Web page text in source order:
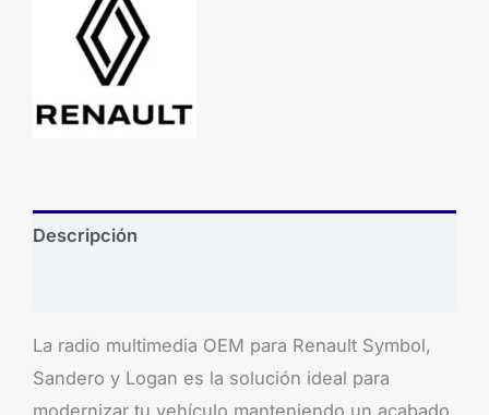
Descripción
La radio multimedia OEM para Renault Symbol,
Sandero y Logan es la solución ideal para